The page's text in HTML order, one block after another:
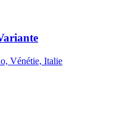
Vénétie, Italie